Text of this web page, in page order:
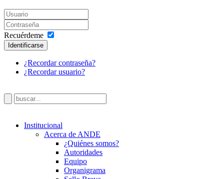
Recuérdeme
Identificarse
¿Recordar contraseña?
¿Recordar usuario?
Institucional
Acerca de ANDE
¿Quiénes somos?
Autoridades
Equipo
Organigrama